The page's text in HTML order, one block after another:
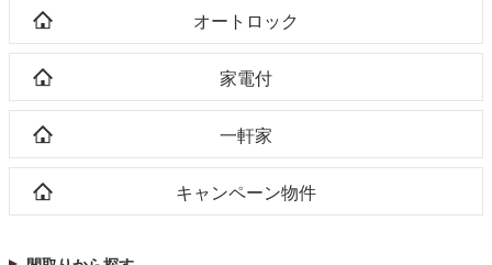
オートロック
家電付
一軒家
キャンペーン物件